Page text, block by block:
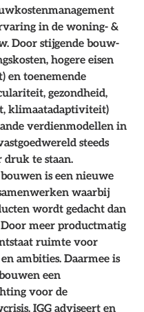
in de woning- &
Door stijgende bouw-
hogere eisen
en toenemende
gezondheid,
klimaatadaptiviteit)
verdienmodellen in
steeds
druk te staan.
is een nieuwe
waarbij
wordt gedacht dan
meer productmatig
ruimte voor
ambities. Daarmee is
een
voor de
IGG adviseert en